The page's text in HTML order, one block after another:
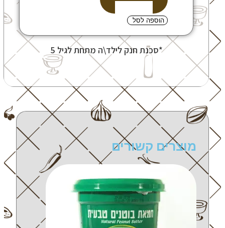
הוספה לסל
*סכנת חנק לילד\ה מתחת לגיל 5
מוצרים קשורים